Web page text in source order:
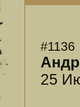
#1136
25